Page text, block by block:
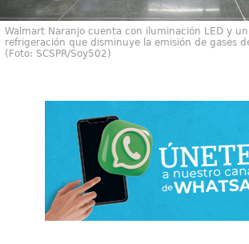
Walmart Naranjo cuenta con iluminación LED y
refrigeración que disminuye la emisión de gases
(Foto: SCSPR/Soy502)